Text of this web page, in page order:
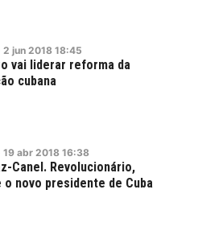
2 jun 2018 18:45
vai liderar reforma da
cubana
19 abr 2018 16:38
Canel. Revolucionário,
o novo presidente de Cuba